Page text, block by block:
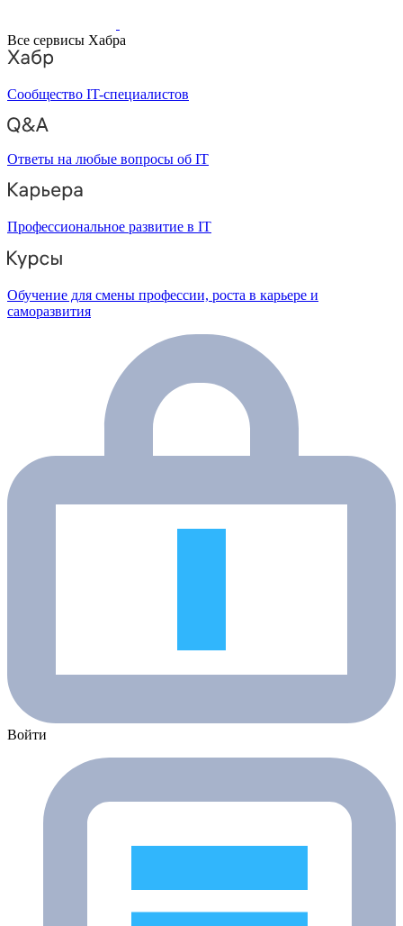
Все сервисы Хабра
Сообщество IT-специалистов
Ответы на любые вопросы об IT
Профессиональное развитие в IT
Обучение для смены профессии, роста в карьере и
саморазвития
Войти